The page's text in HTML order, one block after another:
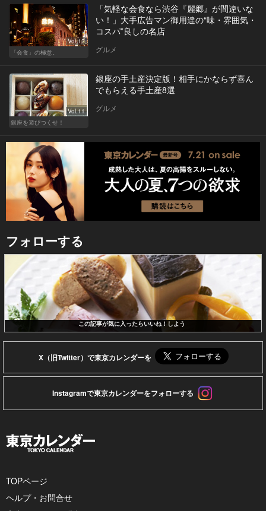
Vol.12
「会食」の極意。
「気軽な会食なら渋谷『麗郷』が間違いな
い！」大手広告マン御用達の“味・雰囲気・
コスパ”良しの名店
グルメ
Vol.11
銀座を遊びつくせ！
銀座の手土産決定版！相手にかならず喜ん
でもらえる手土産8選
グルメ
フォローする
この記事が気に入ったらいいね！しよう
X（旧Twitter）で東京カレンダーを
Instagramで東京カレンダーをフォローする
TOPページ
ヘルプ・お問合せ